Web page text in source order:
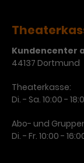
Kundencenter
44137 Dortmund
Theaterkasse:
Di. - Sa. 10:00 -
Abo- und
Di. - Fr. 10:00 -